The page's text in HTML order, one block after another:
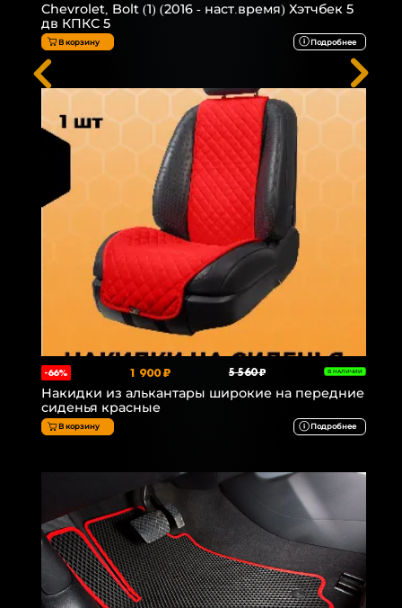
Chevrolet, Bolt (1) (2016 - наст.время) Хэтчбек 5
дв КПКС 5
В корзину Подробнее
-66% 1 900 ₽ 5 560 ₽ В НАЛИЧИИ
Накидки из алькантары широкие на передние
сиденья красные
В корзину Подробнее